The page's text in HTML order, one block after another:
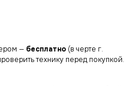
— бесплатно (в черте г.
технику перед покупкой.